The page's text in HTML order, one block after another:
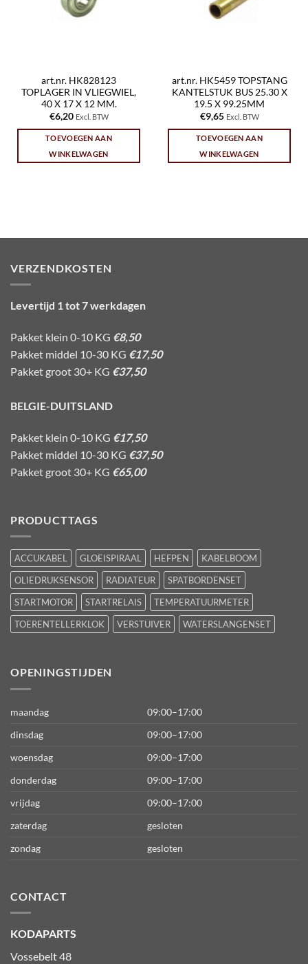
art.nr. HK828123
TOPLAGER IN VLIEGWIEL,
40 X 17 X 12 MM.
€6,20 Excl. BTW
TOEVOEGEN AAN
WINKELWAGEN
art.nr. HK5459 TOPSTANG
KANTELSTUK BUS 25.30 X
19.5 X 99.25MM
€9,65 Excl. BTW
TOEVOEGEN AAN
WINKELWAGEN
VERZENDKOSTEN
Levertijd 1 tot 7 werkdagen
Pakket klein 0-10 KG €8,50
Pakket middel 10-30 KG €17,50
Pakket groot 30+ KG €37,50
BELGIE-DUITSLAND
Pakket klein 0-10 KG €17,50
Pakket middel 10-30 KG €37,50
Pakket groot 30+ KG €65,00
PRODUCTTAGS
ACCUKABEL GLOEISPIRAAL HEFPEN
KABELBOOM
OLIEDRUKSENSOR
RADIATEUR
SPATBORDENSET
STARTMOTOR
STARTRELAIS
TEMPERATUURMETER
TOERENTELLERKLOK
VERSTUIVER WATERSLANGENSET
OPENINGSTIJDEN
maandag
09:00–17:00
dinsdag
09:00–17:00
woensdag
09:00–17:00
donderdag
09:00–17:00
vrijdag
09:00–17:00
zaterdag
gesloten
zondag
gesloten
CONTACT
KODAPARTS
Vossebelt 48